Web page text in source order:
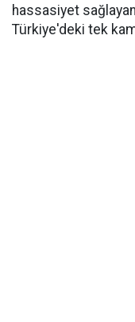
hassasiyet
Türkiye'deki tek